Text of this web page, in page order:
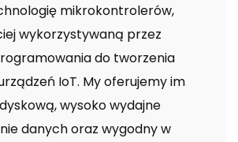
mikrokontrolerów,
wykorzystywaną przez
do tworzenia
IoT. My oferujemy im
wysoko wydajne
danych oraz wygodny w